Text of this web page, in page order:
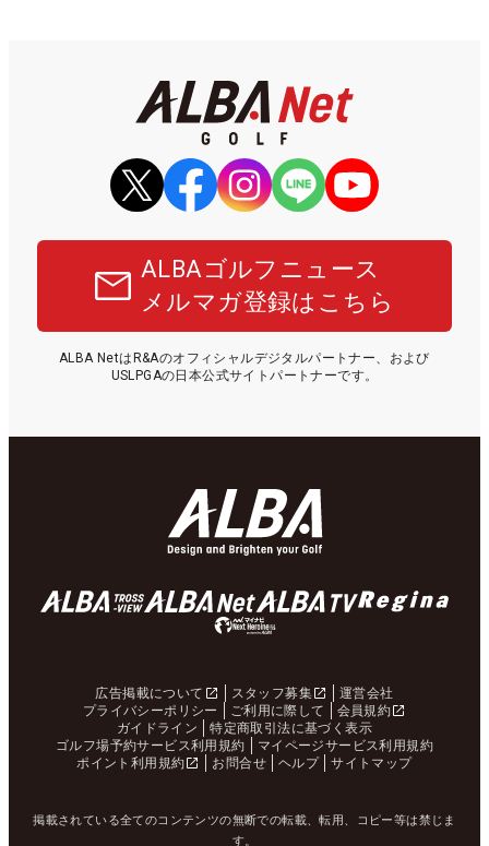
ALBAゴルフニュース
メルマガ登録はこちら
ALBA NetはR&Aのオフィシャルデジタルパートナー、および
USLPGAの日本公式サイトパートナーです。
広告掲載について スタッフ募集
運営会社
プライバシーポリシー
ご利用に際して
会員規約
ガイドライン
特定商取引法に基づく表示
ゴルフ場予約サービス利用規約
マイページサービス利用規約
ポイント利用規約
お問合せ ヘルプ サイトマップ
掲載されている全てのコンテンツの無断での転載、転用、コピー等は禁じま
す。